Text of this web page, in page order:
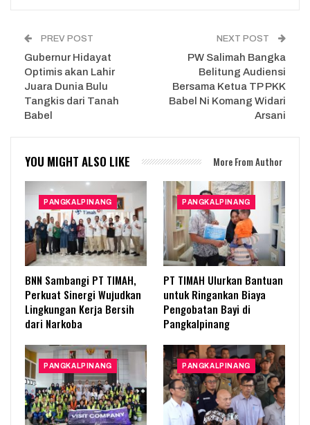
PREV POST
Gubernur Hidayat
Optimis akan Lahir
Juara Dunia Bulu
Tangkis dari Tanah
Babel
NEXT POST
PW Salimah Bangka
Belitung Audiensi
Bersama Ketua TP PKK
Babel Ni Komang Widari
Arsani
YOU MIGHT ALSO LIKE More From Author
PANGKALPINANG
BNN Sambangi PT TIMAH,
Perkuat Sinergi Wujudkan
Lingkungan Kerja Bersih
dari Narkoba
PANGKALPINANG
PT TIMAH Ulurkan Bantuan
untuk Ringankan Biaya
Pengobatan Bayi di
Pangkalpinang
PANGKALPINANG PANGKALPINANG